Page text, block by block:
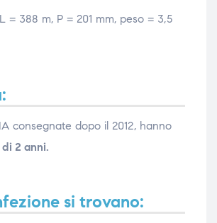
= 388 m, P = 201 mm, peso = 3,5
consegnate dopo il 2012, hanno
2 anni.
si trovano: